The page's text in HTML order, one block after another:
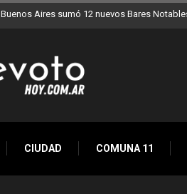
Buenos Aires sumó 12 nuevos Bares
CIUDAD COMUNA 11